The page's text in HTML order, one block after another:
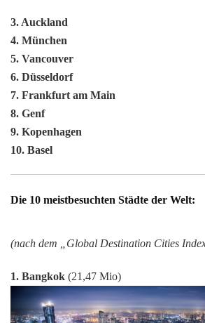
3. Auckland
4. München
5. Vancouver
6. Düsseldorf
7. Frankfurt am Main
8. Genf
9. Kopenhagen
10. Basel
Die 10 meistbesuchten Städte der Welt:
(nach dem „Global Destination Cities
1. Bangkok (21,47 Mio)